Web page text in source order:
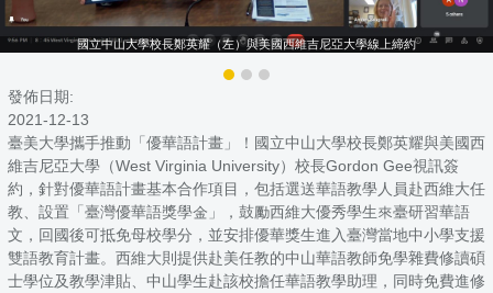
國立中山大學校長鄭英耀（左）與美國西維吉尼亞大學線上締約
發佈日期:
2021-12-13
臺美大學攜手推動「優華語計畫」！國立中山大學校長鄭英耀與美國西
維吉尼亞大學（West Virginia University）校長Gordon Gee視訊簽
約，針對優華語計畫基本合作項目，包括選送華語教學人員赴西維大任
教、設置「臺灣優華語獎學金」，鼓勵西維大優秀學生來臺研習華語
文，回國後可抵免母校學分，並安排優華獎生進入臺灣當地中小學支援
雙語教育計畫。西維大則提供赴美任教的中山華語教師免學雜費修讀碩
士學位及教學津貼、中山學生赴該校擔任華語教學助理，同時免費進修